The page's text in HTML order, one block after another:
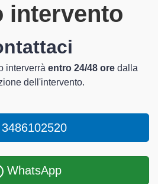
intervento
interverrà entro 24/48 ore dalla
dell'intervento.
3486102520
WhatsApp